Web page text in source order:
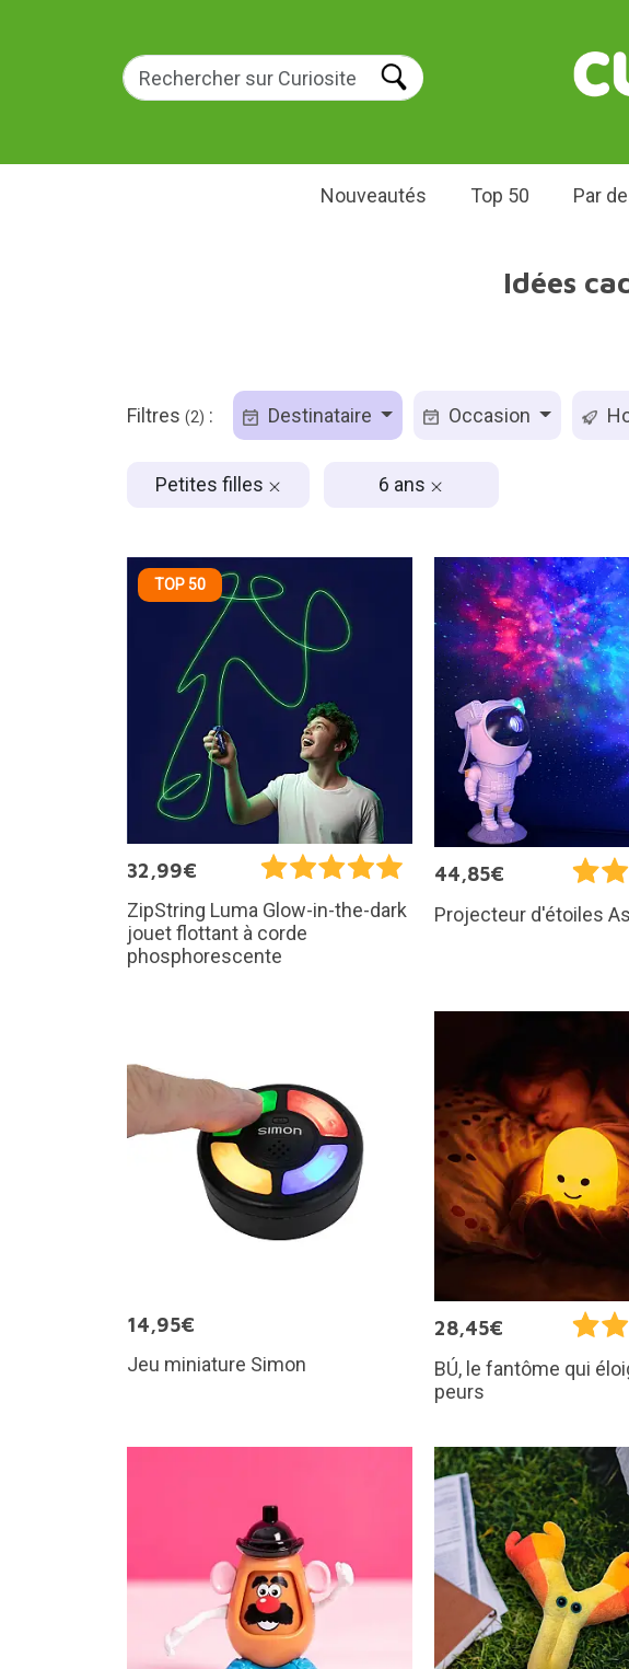
Nouveautés Top 50 Par
Idées
Filtres (2) : Destinataire Occasion
Petites filles 6 ans
TOP 50
32,99€
ZipString Luma Glow-in-the-dark
jouet flottant à corde
phosphorescente
44,85€
Projecteur d'étoiles
14,95€
Jeu miniature Simon
28,45€
BÚ, le fantôme qui
peurs